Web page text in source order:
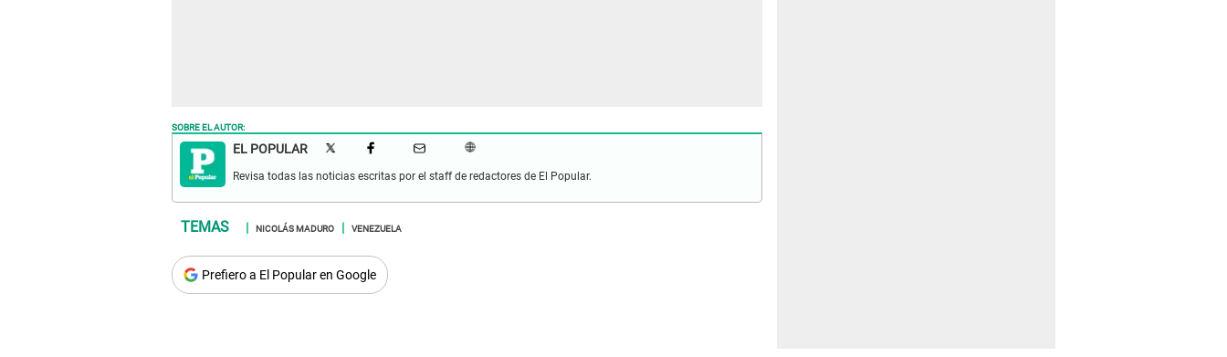
SOBRE EL AUTOR:
EL POPULAR
Revisa todas las noticias escritas por el staff de redactores de El Popular.
NICOLÁS MADURO VENEZUELA
Prefiero a El Popular en Google